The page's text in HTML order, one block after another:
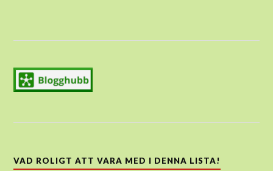
VAD ROLIGT ATT VARA MED I DENNA LISTA!